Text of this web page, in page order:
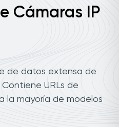
Cámaras IP
de datos extensa de
URLs de
la mayoría de modelos